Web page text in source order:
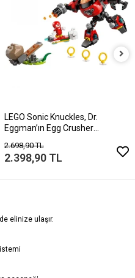
LEGO Sonic Knuckles, Dr.
Eggman’ın Egg Crusher
2.698,90 TL
2.398,90 TL
elinize ulaşır.